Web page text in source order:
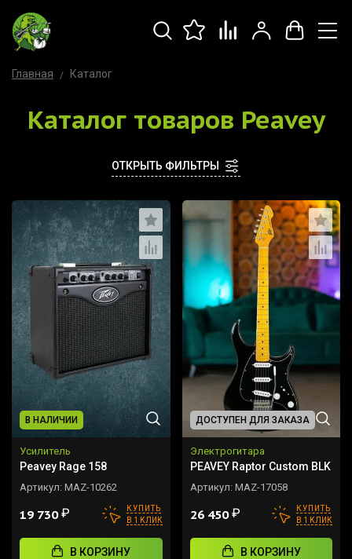
Главная Каталог
Каталог товаров Peavey
ОТКРЫТЬ ФИЛЬТРЫ
В НАЛИЧИИ
Усилитель
Peavey Rage 158
Артикул: MAZ-10262
19 730₽
КУПИТЬ
В 1 КЛИК
В КОРЗИНУ
ДОСТУПЕН ДЛЯ ЗАКАЗА
Электрогитара
PEAVEY Raptor Custom BLK
Артикул: MAZ-17058
26 450₽
КУПИТЬ
В 1 КЛИК
В КОРЗИНУ